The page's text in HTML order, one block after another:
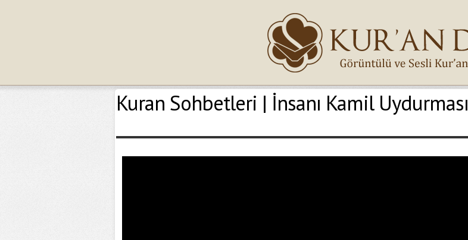
Kuran Sohbetleri | İnsanı Kamil Uydurması